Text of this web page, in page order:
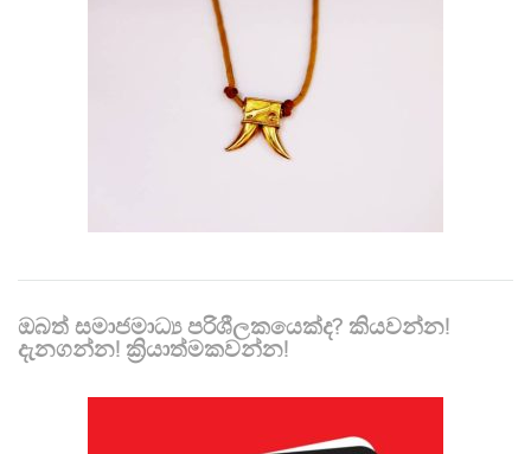
ඔබත් සමාජමාධ්‍ය පරිශීලකයෙක්ද? කියවන්න!
දැනගන්න! ක්‍රියාත්මකවන්න!